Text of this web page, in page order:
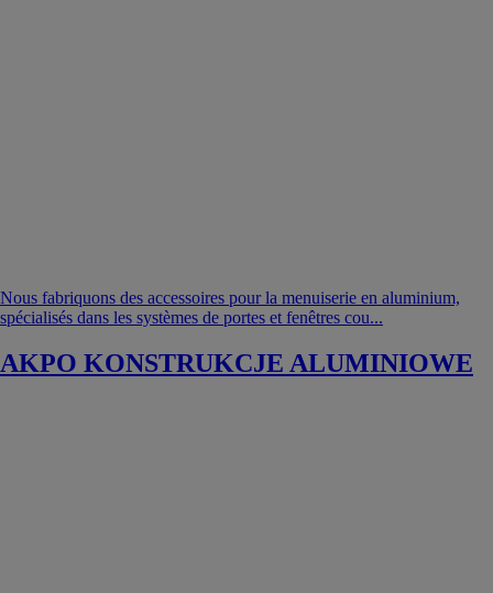
Nous fabriquons des accessoires pour la menuiserie en aluminium,
spécialisés dans les systèmes de portes et fenêtres cou...
AKPO KONSTRUKCJE ALUMINIOWE